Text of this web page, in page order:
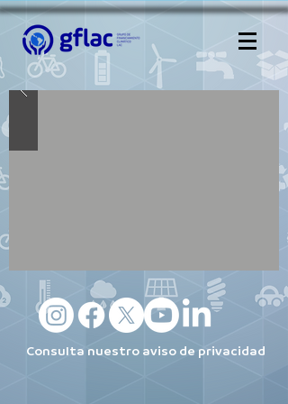
Consulta nuestro aviso de privacidad